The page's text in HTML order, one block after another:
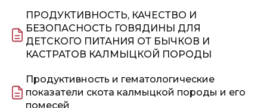
ПРОДУКТИВНОСТЬ, КАЧЕСТВО И
БЕЗОПАСНОСТЬ ГОВЯДИНЫ ДЛЯ
ДЕТСКОГО ПИТАНИЯ ОТ БЫЧКОВ И
КАСТРАТОВ КАЛМЫЦКОЙ ПОРОДЫ
Продуктивность и гематологические
показатели скота калмыцкой породы и его
помесей